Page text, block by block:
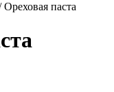
Ореховая паста